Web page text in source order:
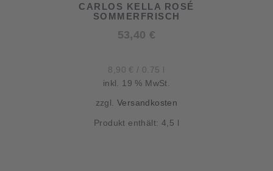
CARLOS KELLA ROSÉ
SOMMERFRISCH
53,40 €
8,90 € / 0.75 l
inkl. 19 % MwSt.
zzgl.Versandkosten
Produkt enthält: 4,5 l